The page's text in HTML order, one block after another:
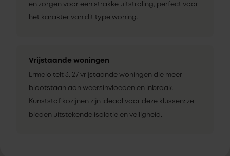
en zorgen voor een strakke uitstraling, perfect voor
het karakter van dit type woning.
Vrijstaande woningen
Ermelo telt 3.127 vrijstaande woningen die meer
blootstaan aan weersinvloeden en inbraak.
Kunststof kozijnen zijn ideaal voor deze klussen: ze
bieden uitstekende isolatie en veiligheid.